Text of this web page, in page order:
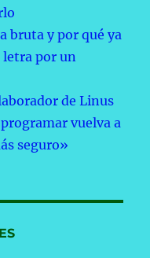
bruta y por qué ya
letra por un
de Linus
vuelva a
seguro»